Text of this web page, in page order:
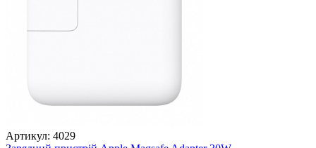
Артикул: 4029